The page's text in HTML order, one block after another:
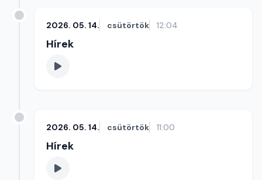
2026. 05. 14. csütörtök 12:04
Hírek
2026. 05. 14. csütörtök 11:00
Hírek